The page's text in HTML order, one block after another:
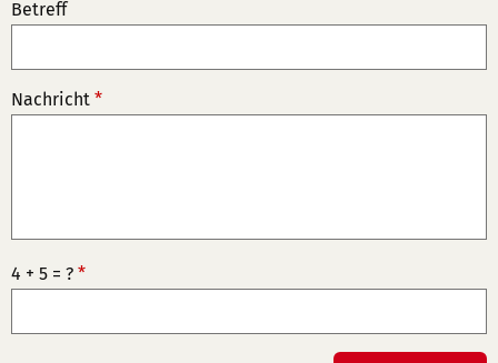
Betreff
Nachricht *
4 + 5 = ? *